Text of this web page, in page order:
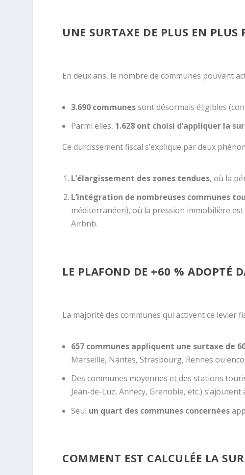
UNE SURTAXE DE PLUS EN PLUS
En deux ans, le nombre de communes pouvant
3.690 communessont désormais éligibles
Parmi elles, 1.628 ont choisi d’appliquer la
Ce durcissement fiscal s’explique par deux
L’élargissement des zones tendues, où la
L’intégration de nombreuses communes
méditerranéen), où la pression immobilière
Airbnb.
LE PLAFOND DE +60 % ADOPTÉ
La majorité des communes qui activent ce levier
657 communes appliquent une surtaxe de
Marseille, Nantes, Strasbourg, Rennes ou
Des communes moyennes et des stations
Jean-de-Luz, Annecy, Grenoble, etc.) s’ajoutent
Seul un quart des communes concernées
COMMENT EST CALCULÉE LA